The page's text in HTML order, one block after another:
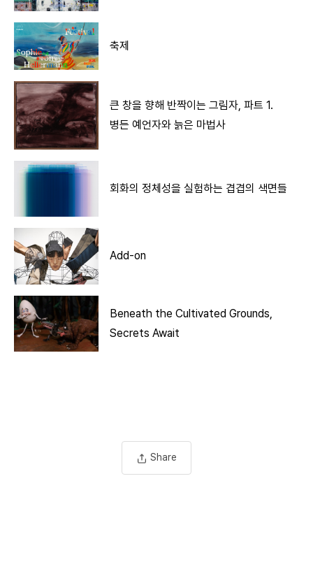
축제
큰 창을 향해 반짝이는 그림자, 파트 1.
병든 예언자와 늙은 마법사
회화의 정체성을 실험하는 겹겹의 색면들
Add-on
Beneath the Cultivated Grounds,
Secrets Await
Share